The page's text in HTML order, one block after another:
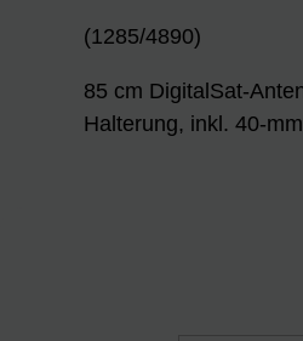
(1285/4890)
85 cm DigitalSat-
Halterung, inkl. 40-